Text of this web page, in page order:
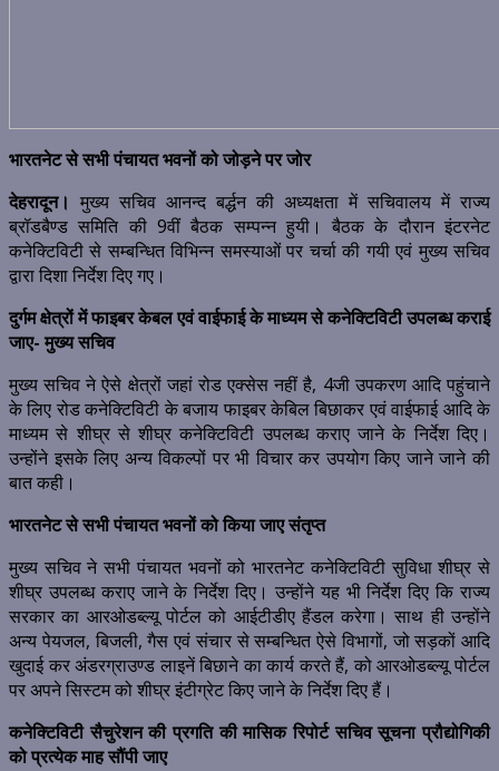
भारतनेट से सभी पंचायत भवनों को जोड़ने पर जोर
देहरादून। मुख्य सचिव आनन्द बर्द्धन की अध्यक्षता में सचिवालय में राज्य
ब्रॉडबैण्ड समिति की 9वीं बैठक सम्पन्न हुयी। बैठक के दौरान इंटरनेट
कनेक्टिविटी से सम्बन्धित विभिन्न समस्याओं पर चर्चा की गयी एवं मुख्य सचिव
द्वारा दिशा निर्देश दिए गए।
दुर्गम क्षेत्रों में फाइबर केबल एवं वाईफाई के माध्यम से कनेक्टिविटी उपलब्ध कराई
जाए- मुख्य सचिव
मुख्य सचिव ने ऐसे क्षेत्रों जहां रोड एक्सेस नहीं है, 4जी उपकरण आदि पहुंचाने
के लिए रोड कनेक्टिविटी के बजाय फाइबर केबिल बिछाकर एवं वाईफाई आदि के
माध्यम से शीघ्र से शीघ्र कनेक्टिविटी उपलब्ध कराए जाने के निर्देश दिए।
उन्होंने इसके लिए अन्य विकल्पों पर भी विचार कर उपयोग किए जाने जाने की
बात कही।
भारतनेट से सभी पंचायत भवनों को किया जाए संतृप्त
मुख्य सचिव ने सभी पंचायत भवनों को भारतनेट कनेक्टिविटी सुविधा शीघ्र से
शीघ्र उपलब्ध कराए जाने के निर्देश दिए। उन्होंने यह भी निर्देश दिए कि राज्य
सरकार का आरओडब्ल्यू पोर्टल को आईटीडीए हैंडल करेगा। साथ ही उन्होंने
अन्य पेयजल, बिजली, गैस एवं संचार से सम्बन्धित ऐसे विभागों, जो सड़कों आदि
खुदाई कर अंडरग्राउण्ड लाइनें बिछाने का कार्य करते हैं, को आरओडब्ल्यू पोर्टल
पर अपने सिस्टम को शीघ्र इंटीग्रेट किए जाने के निर्देश दिए हैं।
कनेक्टिविटी सैचुरेशन की प्रगति की मासिक रिपोर्ट सचिव सूचना प्रौद्योगिकी
को प्रत्येक माह सौंपी जाए